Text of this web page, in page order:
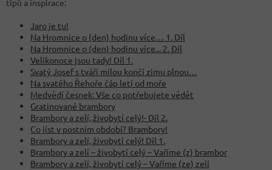
tipů a inspirace:
Jaro je tu!
Na Hromnice o (den) hodinu více… 1. Díl
Na Hromnice o (den) hodinu více... 2. Díl
Velikonoce jsou tady! Díl 1.
Svatý Josef s tváří milou končí zimu plnou…
Na svatého Řehoře čáp letí od moře
Medvědí česnek: Vše co potřebujete vědět
Gratinované brambory
Brambory a zelí, živobytí celý!- Díl 2.
Co jíst v postním období? Brambory!
Brambory a zelí, živobytí celý! Díl 1.
Brambory a zelí – živobytí celý – Vaříme (z) brambor
Brambory a zelí, živobytí celý – Vaříme (ze) zelí